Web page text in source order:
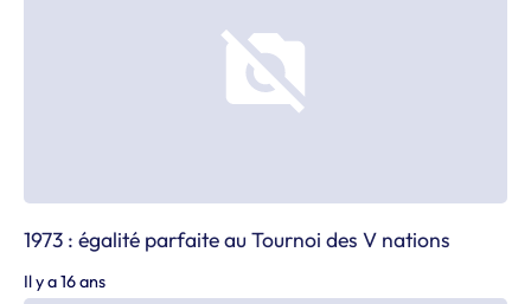
1973 : égalité parfaite au Tournoi des V nations
Il y a 16 ans